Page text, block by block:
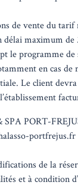
de vente du
délai maximum
le programme de
en cas
Le client
PORT-
de la
et à condition